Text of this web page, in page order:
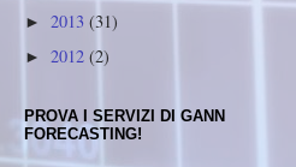
► 2013 (31)
► 2012 (2)
PROVA I SERVIZI DI GANN
FORECASTING!